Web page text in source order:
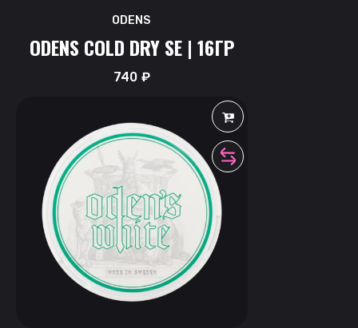
ODENS
ODENS COLD DRY SE | 16ГР
740₽